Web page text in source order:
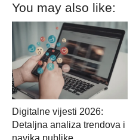
You may also like:
Digitalne vijesti 2026:
Detaljna analiza trendova i
navika publike